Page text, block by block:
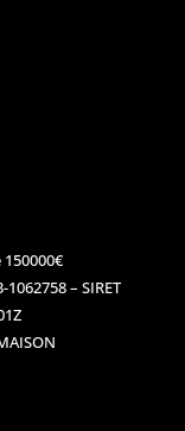
150000€
– SIRET